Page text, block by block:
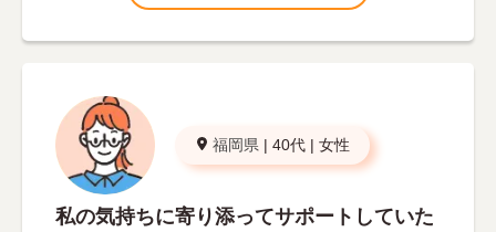
福岡県 | 40代 | 女性
私の気持ちに寄り添ってサポートしていた